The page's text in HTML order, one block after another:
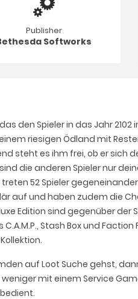
Publisher
Softworks
den Spieler in das Jahr
riesigen Ödland mit
steht es ihm frei, ob er sich
die anderen Spieler nur
52 Spieler
auf und haben zudem die
Edition sind gegenüber
Stash Box und Faction
auf Loot Suche gehst,
mit einem Service